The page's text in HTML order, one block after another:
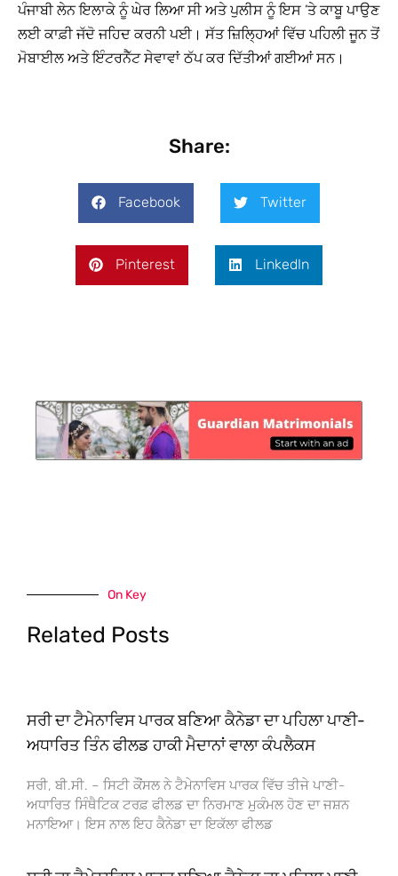
ਪੰਜਾਬੀ ਲੇਨ ਇਲਾਕੇ ਨੂੰ ਘੇਰ ਲਿਆ ਸੀ ਅਤੇ ਪੁਲੀਸ ਨੂੰ ਇਸ ’ਤੇ ਕਾਬੂ ਪਾਉਣ
ਲਈ ਕਾਫ਼ੀ ਜੱਦੋ ਜਹਿਦ ਕਰਨੀ ਪਈ। ਸੱਤ ਜ਼ਿਲ੍ਹਿਆਂ ਵਿੱਚ ਪਹਿਲੀ ਜੂਨ ਤੋਂ
ਮੋਬਾਈਲ ਅਤੇ ਇੰਟਰਨੈੱਟ ਸੇਵਾਵਾਂ ਠੱਪ ਕਰ ਦਿੱਤੀਆਂ ਗਈਆਂ ਸਨ।
Share:
Facebook Twitter
Pinterest LinkedIn
On Key
Related Posts
ਸਰੀ ਦਾ ਟੈਮੇਨਾਵਿਸ ਪਾਰਕ ਬਣਿਆ ਕੈਨੇਡਾ ਦਾ ਪਹਿਲਾ ਪਾਣੀ-
ਅਧਾਰਿਤ ਤਿੰਨ ਫੀਲਡ ਹਾਕੀ ਮੈਦਾਨਾਂ ਵਾਲਾ ਕੰਪਲੈਕਸ
ਸਰੀ, ਬੀ.ਸੀ. – ਸਿਟੀ ਕੌਂਸਲ ਨੇ ਟੈਮੇਨਾਵਿਸ ਪਾਰਕ ਵਿੱਚ ਤੀਜੇ ਪਾਣੀ-
ਅਧਾਰਿਤ ਸਿੰਥੈਟਿਕ ਟਰਫ਼ ਫੀਲਡ ਦਾ ਨਿਰਮਾਣ ਮੁਕੰਮਲ ਹੋਣ ਦਾ ਜਸ਼ਨ
ਮਨਾਇਆ। ਇਸ ਨਾਲ ਇਹ ਕੈਨੇਡਾ ਦਾ ਇਕੱਲਾ ਫੀਲਡ